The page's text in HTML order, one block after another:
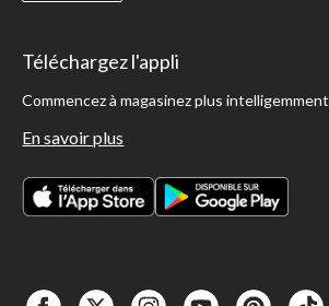
Téléchargez l'appli
Commencez à magasinez plus intelligemment
En savoir plus